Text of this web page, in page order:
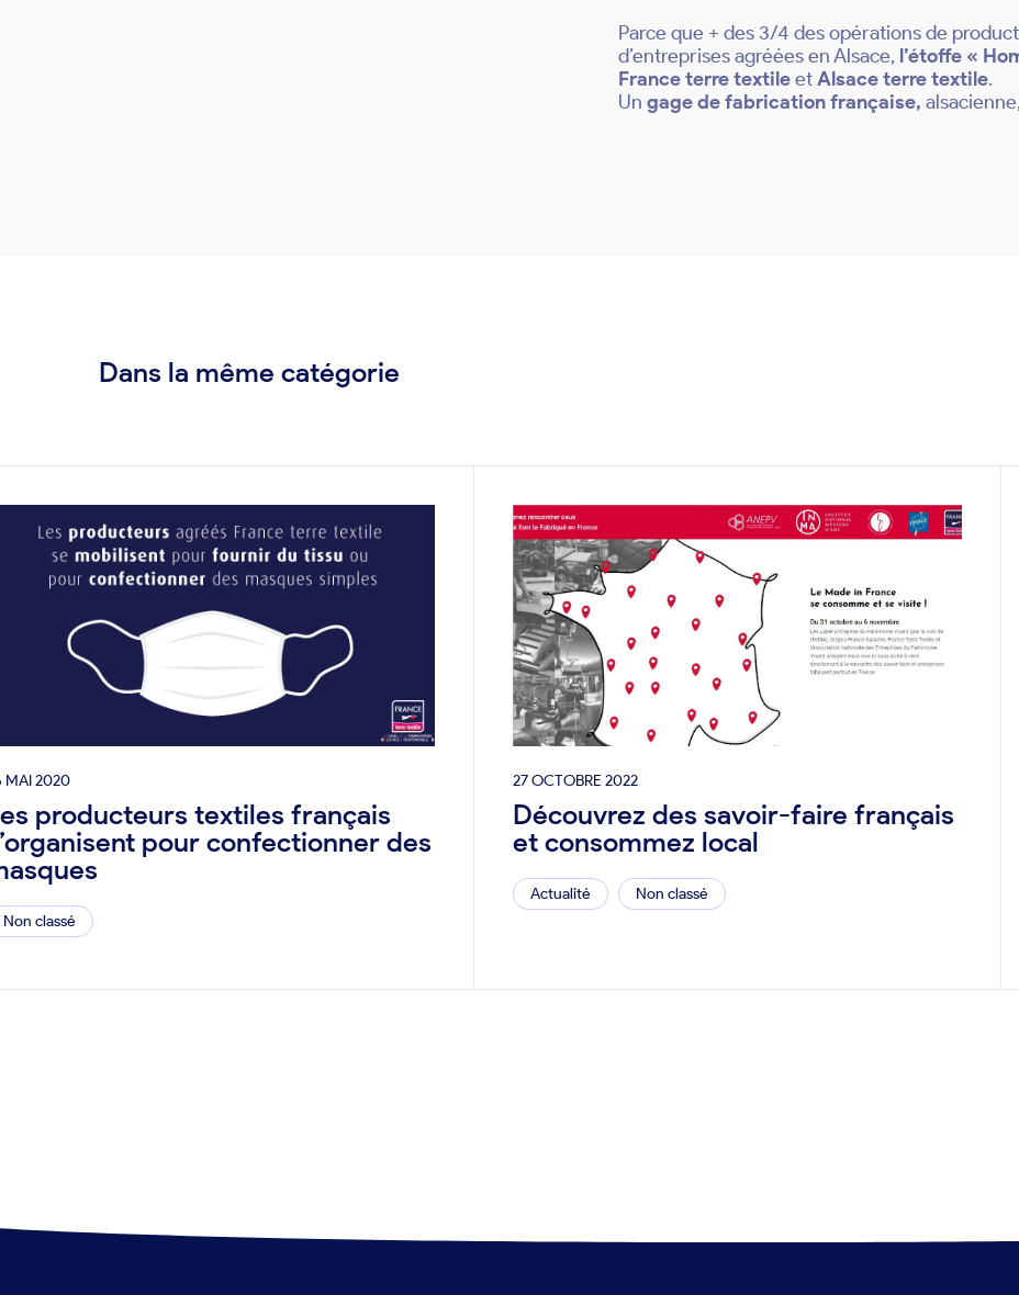
Parce que + des 3/4 des opérations de
d’entreprises agréées en Alsace, l’étoffe «
France terre textileetAlsace terre textile.
Ungage de fabrication française,
Dans la même catégorie
MAI 2020
producteurs textiles français
pour confectionner des
Non classé
27 OCTOBRE 2022
Découvrez des savoir-faire français
et consommez local
Actualité Non classé